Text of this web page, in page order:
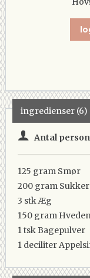
ingredienser (6)
Antal
125 gram Smør
200 gram Sukker
3 stkÆg
150 gram
1 tskBagepulver
1 deciliter